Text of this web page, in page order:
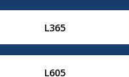
L365
L605